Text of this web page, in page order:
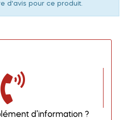
d'avis pour ce produit.
d’information ?